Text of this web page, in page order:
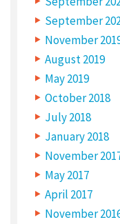
September
November
August 2019
May 2019
October 2018
July 2018
January 2018
November
May 2017
April 2017
November